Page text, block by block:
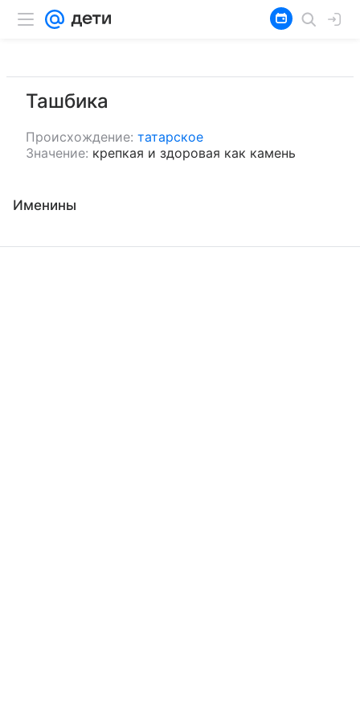
Ташбика
Происхождение: татарское
Значение: крепкая и здоровая как камень
Именины